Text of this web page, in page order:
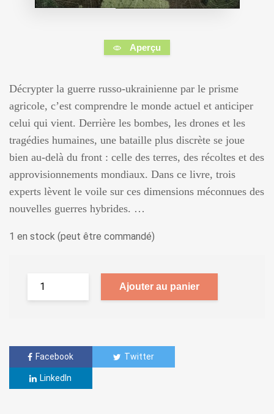
Aperçu
Décrypter la guerre russo-ukrainienne par le prisme
agricole, c’est comprendre le monde actuel et anticiper
celui qui vient. Derrière les bombes, les drones et les
tragédies humaines, une bataille plus discrète se joue
bien au-delà du front : celle des terres, des récoltes et des
approvisionnements mondiaux. Dans ce livre, trois
experts lèvent le voile sur ces dimensions méconnues des
nouvelles guerres hybrides. …
1 en stock (peut être commandé)
Ajouter au panier
Facebook Twitter
LinkedIn